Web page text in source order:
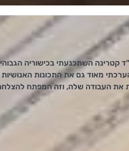
קטרינה השתכנעתי בכישוריה
מאוד גם את התכונות האנושיות
את העבודה שלה, וזה המפתח